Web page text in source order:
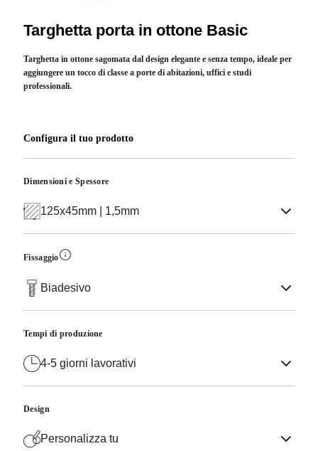
Targhetta porta in ottone Basic
Targhetta in ottone sagomata dal design elegante e senza tempo, ideale per
aggiungere un tocco di classe a porte di abitazioni, uffici e studi
professionali.
Configura il tuo prodotto
Dimensioni e Spessore
125x45mm | 1,5mm
Fissaggio
Biadesivo
Tempi di produzione
4-5 giorni lavorativi
Design
Personalizza tu